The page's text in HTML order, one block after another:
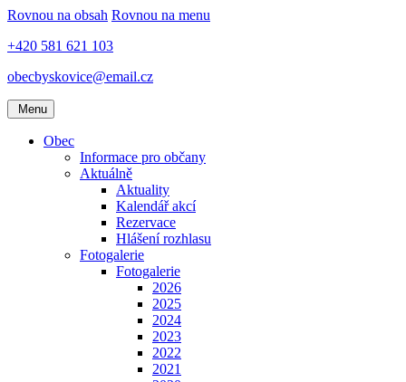
Rovnou na obsah Rovnou na menu
+420 581 621 103
obecbyskovice@email.cz
Menu
Obec
Informace pro občany
Aktuálně
Aktuality
Kalendář akcí
Rezervace
Hlášení rozhlasu
Fotogalerie
Fotogalerie
2026
2025
2024
2023
2022
2021